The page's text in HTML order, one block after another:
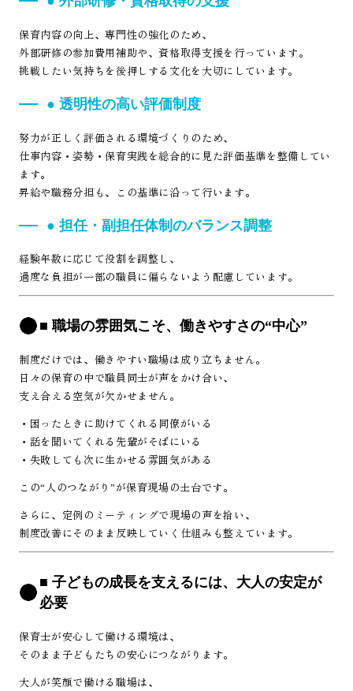
保育内容の向上、専門性の強化のため、
外部研修の参加費用補助や、資格取得支援を行っています。
挑戦したい気持ちを後押しする文化を大切にしています。
● 透明性の高い評価制度
努力が正しく評価される環境づくりのため、
仕事内容・姿勢・保育実践を総合的に見た評価基準を整備してい
ます。
昇給や職務分担も、この基準に沿って行います。
● 担任・副担任体制のバランス調整
経験年数に応じて役割を調整し、
過度な負担が一部の職員に偏らないよう配慮しています。
■ 職場の雰囲気こそ、働きやすさの“中心”
制度だけでは、働きやすい職場は成り立ちません。
日々の保育の中で職員同士が声をかけ合い、
支え合える空気が欠かせません。
・困ったときに助けてくれる同僚がいる
・話を聞いてくれる先輩がそばにいる
・失敗しても次に生かせる雰囲気がある
この“人のつながり”が保育現場の土台です。
さらに、定例のミーティングで現場の声を拾い、
制度改善にそのまま反映していく仕組みも整えています。
■ 子どもの成長を支えるには、大人の安定が
必要
保育士が安心して働ける環境は、
そのまま子どもたちの安心につながります。
大人が笑顔で働ける職場は、